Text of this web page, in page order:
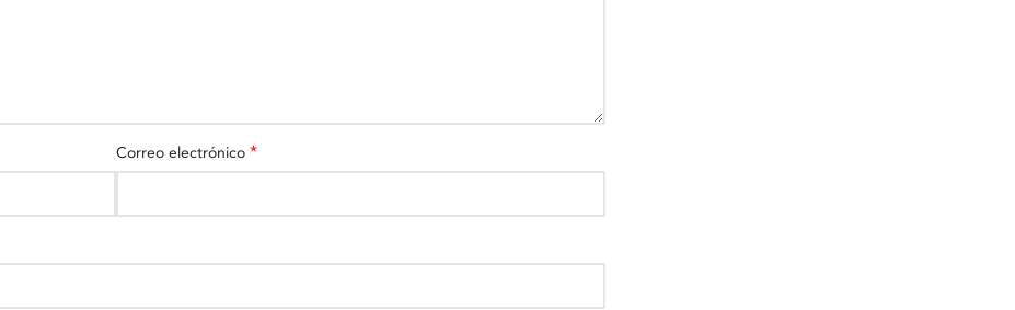
Correo electrónico *